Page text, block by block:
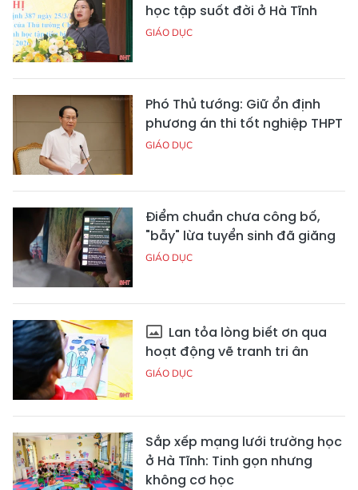
học tập suốt đời ở Hà Tĩnh
GIÁO DỤC
Phó Thủ tướng: Giữ ổn định
phương án thi tốt nghiệp THPT
GIÁO DỤC
Điểm chuẩn chưa công bố,
"bẫy" lừa tuyển sinh đã giăng
GIÁO DỤC
Lan tỏa lòng biết ơn qua
hoạt động vẽ tranh tri ân
GIÁO DỤC
Sắp xếp mạng lưới trường học
ở Hà Tĩnh: Tinh gọn nhưng
không cơ học